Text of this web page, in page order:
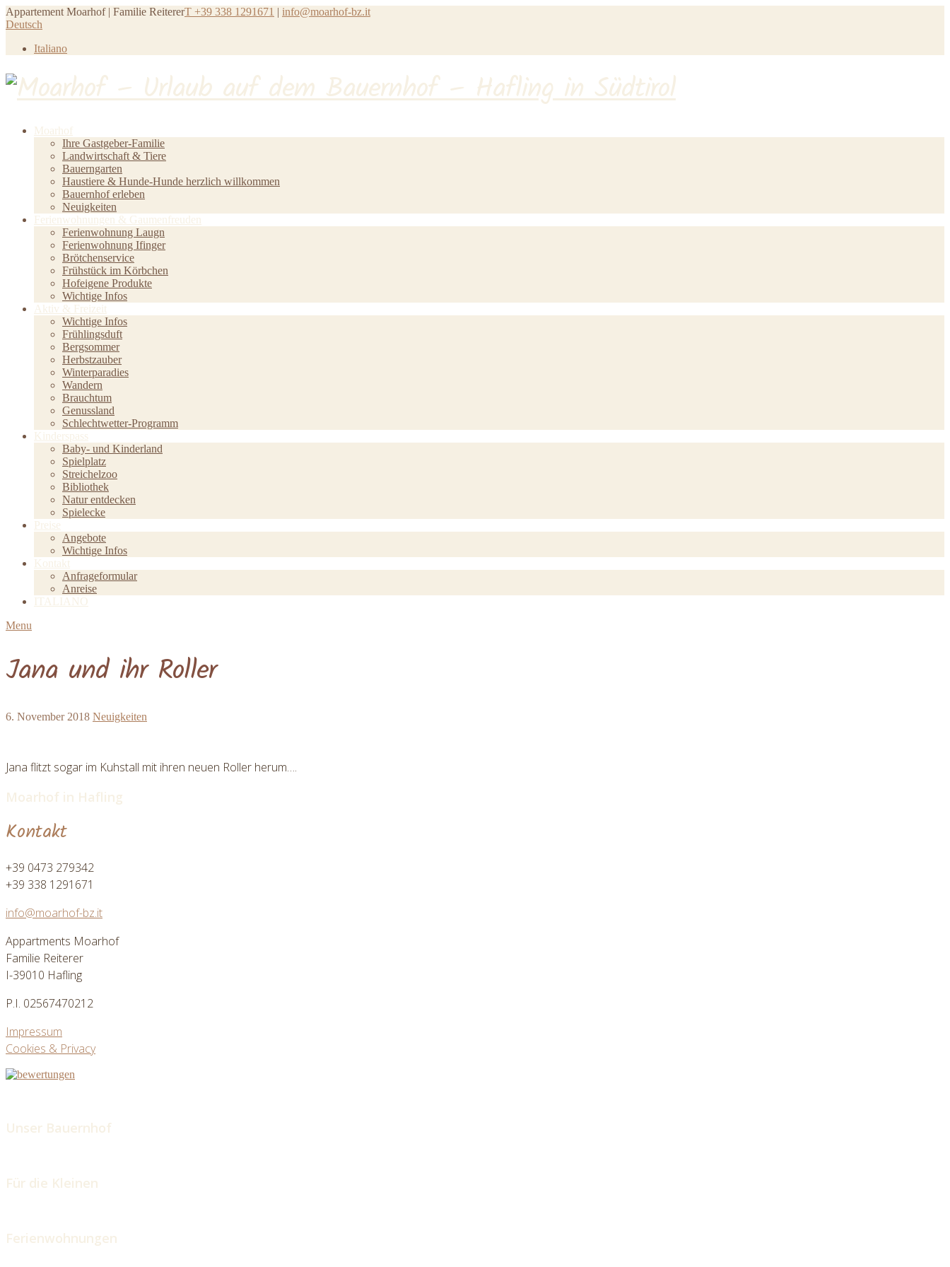
Appartement Moarhof | Familie ReitererT +39 338 1291671 | info@moarhof-bz.it
Deutsch
Italiano
Moarhof
Ihre Gastgeber-Familie
Landwirtschaft & Tiere
Bauerngarten
Haustiere & Hunde-Hunde herzlich willkommen
Bauernhof erleben
Neuigkeiten
Ferienwohnungen & Gaumenfreuden
Ferienwohnung Laugn
Ferienwohnung Ifinger
Brötchenservice
Frühstück im Körbchen
Hofeigene Produkte
Wichtige Infos
Aktiv & Freizeit
Wichtige Infos
Frühlingsduft
Bergsommer
Herbstzauber
Winterparadies
Wandern
Brauchtum
Genussland
Schlechtwetter-Programm
Kinderspass
Baby- und Kinderland
Spielplatz
Streichelzoo
Bibliothek
Natur entdecken
Spielecke
Preise
Angebote
Wichtige Infos
Kontakt
Anfrageformular
Anreise
ITALIANO
Menu
Jana und ihr Roller
6. November 2018 Neuigkeiten
Jana flitzt sogar im Kuhstall mit ihren neuen Roller herum….
Moarhof in Hafling
Kontakt
+39 0473 279342
+39 338 1291671
info@moarhof-bz.it
Appartments Moarhof
Familie Reiterer
I-39010 Hafling
P.I. 02567470212
Impressum
Cookies & Privacy
Unser Bauernhof
Für die Kleinen
Ferienwohnungen